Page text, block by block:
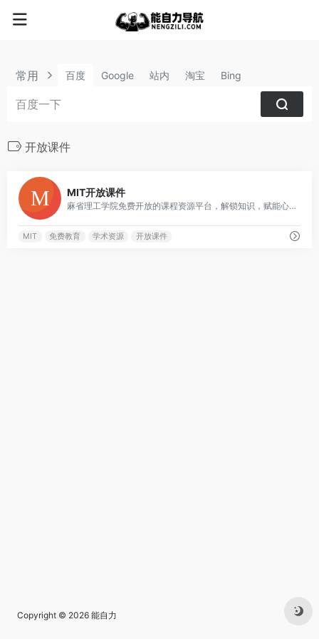
常用 百度 Google 站内 淘宝 Bing
开放课件
MIT开放课件
麻省理工学院免费开放的课程资源平台，解锁知识，赋能心智
MIT 免费教育 学术资源 开放课件
Copyright © 2026 能自力